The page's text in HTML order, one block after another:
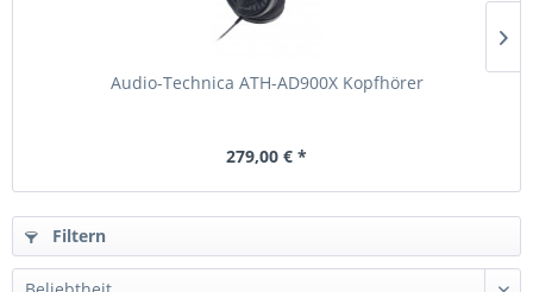
Audio-Technica ATH-AD900X Kopfhörer
279,00 € *
Filtern